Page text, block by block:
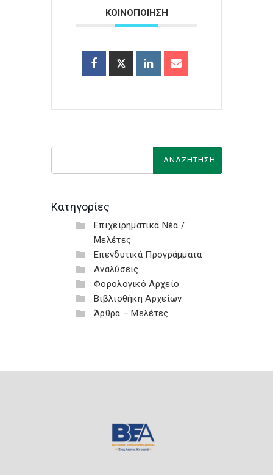
ΚΟΙΝΟΠΟΙΗΣΗ
Κατηγορίες
Επιχειρηματικά Νέα /
Μελέτες
Επενδυτικά Προγράμματα
Αναλύσεις
Φορολογικό Αρχείο
Βιβλιοθήκη Αρχείων
Άρθρα – Μελέτες